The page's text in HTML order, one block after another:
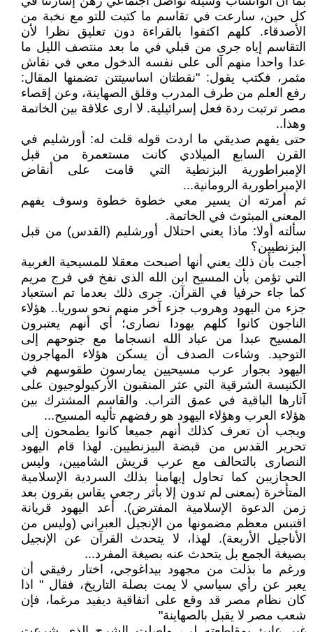
كل حين، سارعت في تقاسم ما كتبت للتو مع نخبة من
الأصدقاء. كلهم اكتفوا بالقراءة دون تعليق نظرا لأن
التقاسم إياه جرى من قبلي في ما بعد منتصف الليل ما
عدا واحدا منهم آلى على نفسه الدخول معي في نقاش
مثمر، فكتب يقول: "نقطتان اساسيتتن تضمنها المقال:
رفع العلم من طرف المدرب وقلق الصهاينة، وعن إقصاء
مصر ترتبت ردة فعل إسرائيلية. لا ارى علاقة بين الخاتمة
وهذا..
حتى يفهم صديقي ما اردت قوله قلت له: أورشليم في
القرن السابع الميلادي كانت مستعمرة من قبل
الإمبراطورية البزنطية التي قامت على أنقاض
الإمبراطورية الرومانية...
ثم أمرته ان يسير معي خطوة خطوة وسوف يفهم
المعنى المبثوث في الخاتمة.
سألته أولا: ماذا يعني احتلال أورشليم (القدس) من قبل
البزنطيين؟
أجبت بأن ذلك يعني أنها أصبحت معقلا للمسيحية الغربية
التي تؤمن بأن المسيح ابن الله الذي نفخ في فرج مريم
كما جاء حرفيا في القرآن. جرى ذلك بعدما تم استعباد
جزء من اليهود وهروب جزء آخر منهم نحو سوريا.. هؤلاء
الناجون كانوا كلهم يهودا نصارى؛ أي أنهم يعتبرون
المسيح عبدا من عباد الله انسجاما مع جنوحهم إلى
التوحيد. وشاءت الصدف أن يسكن هؤلاء المهاجرون
اليهود بجوار عرب مسيحيين يمارسون طقوسهم في
الكنيسة الشرقية التي عثر المنقبون الأركيولوجيون على
آثارها الباقية في عمق التراب. والقاسم المشترك بين
هؤلاء العرب وهؤلاء اليهود هو رفضهم تأليه المسيح...
ويجب أن تعرف كذلك أنهم جميعا كانوا يطمحون إلى
تحرير القدس من قبضة البيزنطيين. لهذا قام اليهود
النصارى بالتحالف مع عرب قريش الشاميين، وليس
الحجازيبن كما تحاول إيهامنا بذلك السردية الإسلامية
المتأخرة (بمعنى لم تدون إلا بأثر رجعي يقاس بقرون بعد
زمن الدعوة الإسلامية المفترض). أعد اليهود قريانة
اقتبس معظم مضمونها من الإنجيل العبراني (وليس من
الأناجيل الأربعة). لهذا، لا يتحدث القرآن عن الإنجيل
بصيغة الجمع بل يتحدث عنه بصيغة المفرد...
ورغم ما بذلت من مجهود بيداغوجي، اختار رفيقي أن
يعبر عن رأي سياسي لا يمت بصلة التاريخ، فقال " اذا
كان نظام مصر قد وقع على اتفاقية ديفيد مرغما، فإن
شعب مصر لا يقبل بالصهاينة"